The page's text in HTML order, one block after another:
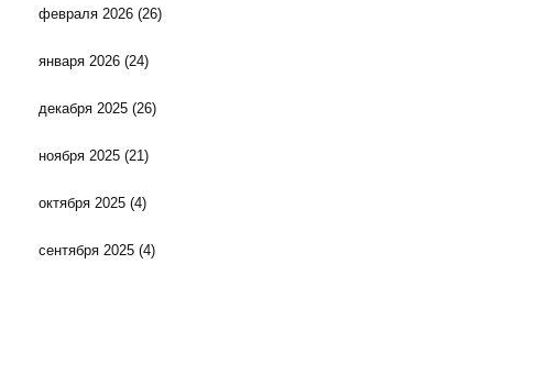
февраля 2026(26)
января 2026(24)
декабря 2025(26)
ноября 2025(21)
октября 2025(4)
сентября 2025(4)